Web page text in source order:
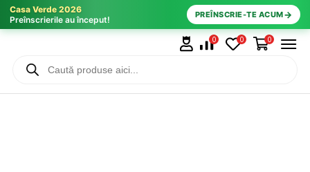
Casa Verde 2026
Preînscrierile au început!
PREÎNSCRIE-TE ACUM→
0 0 0